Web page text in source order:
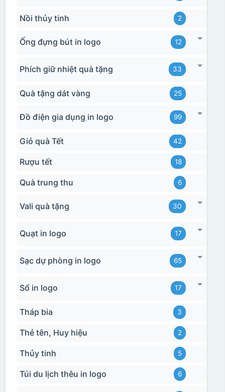
Nồi thủy tinh 2
Ống đựng bút in logo 12
Phích giữ nhiệt quà tặng 33
Quà tặng dát vàng 25
Đồ điện gia dụng in logo 99
Giỏ quà Tết 42
Rượu tết 18
Quà trung thu 6
Vali quà tặng 30
Quạt in logo 17
Sạc dự phòng in logo 65
Sổ in logo 17
Tháp bia 3
Thẻ tên, Huy hiệu 2
Thủy tinh 5
Túi du lịch thêu in logo 6